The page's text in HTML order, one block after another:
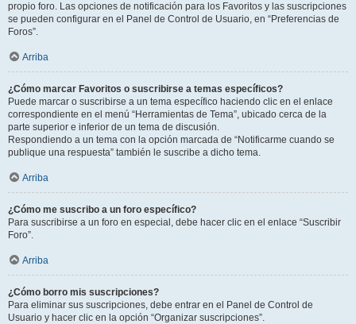
propio foro. Las opciones de notificación para los Favoritos y las suscripciones
se pueden configurar en el Panel de Control de Usuario, en “Preferencias de
Foros”.
Arriba
¿Cómo marcar Favoritos o suscribirse a temas específicos?
Puede marcar o suscribirse a un tema específico haciendo clic en el enlace
correspondiente en el menú “Herramientas de Tema”, ubicado cerca de la
parte superior e inferior de un tema de discusión.
Respondiendo a un tema con la opción marcada de “Notificarme cuando se
publique una respuesta” también le suscribe a dicho tema.
Arriba
¿Cómo me suscribo a un foro específico?
Para suscribirse a un foro en especial, debe hacer clic en el enlace “Suscribir
Foro”.
Arriba
¿Cómo borro mis suscripciones?
Para eliminar sus suscripciones, debe entrar en el Panel de Control de
Usuario y hacer clic en la opción “Organizar suscripciones”.